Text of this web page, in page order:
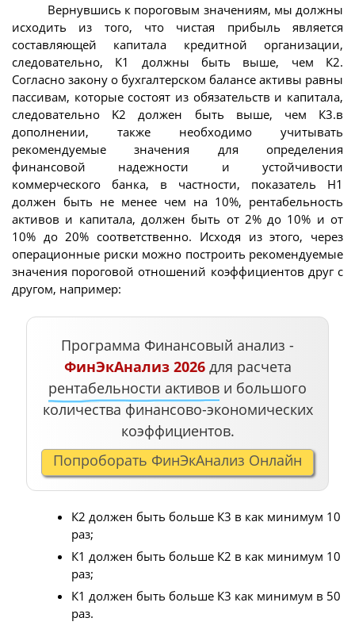
Вернувшись к пороговым значениям, мы должны
исходить из того, что чистая прибыль является
составляющей капитала кредитной организации,
следовательно, К1 должны быть выше, чем К2.
Согласно закону о бухгалтерском балансе активы равны
пассивам, которые состоят из обязательств и капитала,
следовательно K2 должен быть выше, чем К3.в
дополнении, также необходимо учитывать
рекомендуемые значения для определения
финансовой надежности и устойчивости
коммерческого банка, в частности, показатель Н1
должен быть не менее чем на 10%, рентабельность
активов и капитала, должен быть от 2% до 10% и от
10% до 20% соответственно. Исходя из этого, через
операционные риски можно построить рекомендуемые
значения пороговой отношений коэффициентов друг с
другом, например:
Программа Финансовый анализ -
ФинЭкАнализ 2026для расчета
рентабельности активов и большого
количества финансово-экономических
коэффициентов.
Попроборать ФинЭкАнализ Онлайн
К2 должен быть больше К3 в как минимум 10
раз;
К1 должен быть больше К2 в как минимум 10
раз;
К1 должен быть больше К3 как минимум в 50
раз.